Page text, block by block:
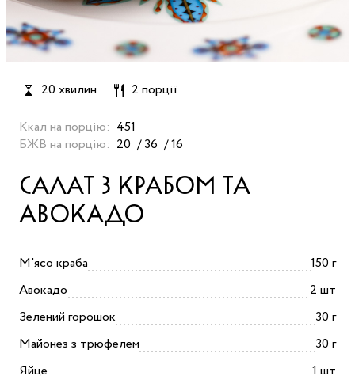
20 хвилин 2 порції
Ккал на порцію: 451
БЖВ на порцію: 20 36 16
САЛАТ З КРАБОМ ТА
АВОКАДО
М'ясо краба
150 г
Авокадо
2 шт
Зелений горошок
30 г
Майонез з трюфелем
30 г
Яйце
1 шт